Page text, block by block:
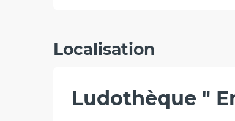
Localisation
Ludothèque "